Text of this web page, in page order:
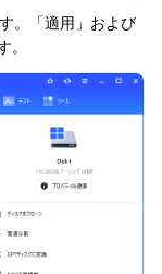
。「適用」および